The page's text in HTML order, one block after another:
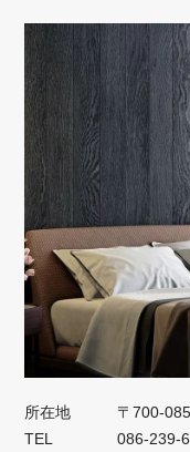
所在地
〒700-
TEL
086-239-